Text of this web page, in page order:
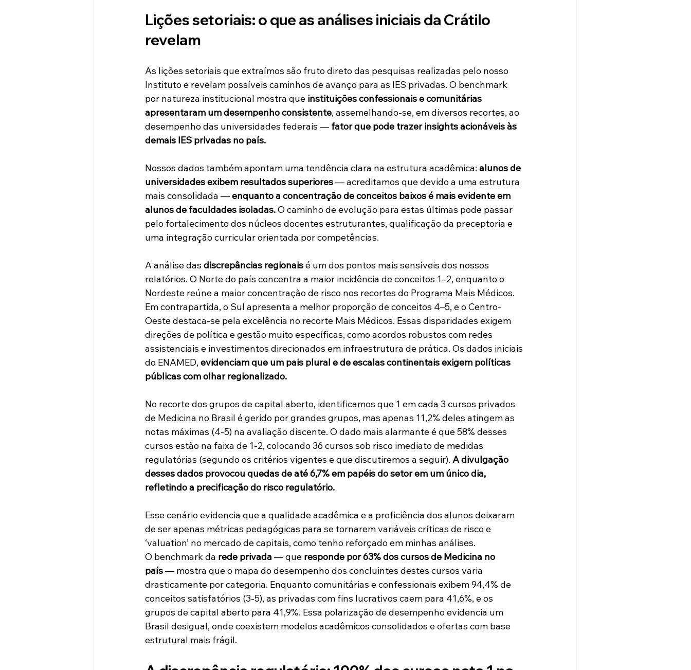
Lições setoriais: o que as análises iniciais da Crátilo
revelam
As lições setoriais que extraímos são fruto direto das pesquisas realizadas pelo nosso
Instituto e revelam possíveis caminhos de avanço para as IES privadas. O benchmark
por natureza institucional mostra que instituições confessionais e comunitárias
apresentaram um desempenho consistente, assemelhando-se, em diversos recortes, ao
desempenho das universidades federais — fator que pode trazer insights acionáveis às
demais IES privadas no país.
Nossos dados também apontam uma tendência clara na estrutura acadêmica: alunos de
universidades exibem resultados superiores — acreditamos que devido a uma estrutura
mais consolidada — enquanto a concentração de conceitos baixos é mais evidente em
alunos de faculdades isoladas. O caminho de evolução para estas últimas pode passar
pelo fortalecimento dos núcleos docentes estruturantes, qualificação da preceptoria e
uma integração curricular orientada por competências.
A análise das discrepâncias regionais é um dos pontos mais sensíveis dos nossos
relatórios. O Norte do país concentra a maior incidência de conceitos 1–2, enquanto o
Nordeste reúne a maior concentração de risco nos recortes do Programa Mais Médicos.
Em contrapartida, o Sul apresenta a melhor proporção de conceitos 4–5, e o Centro-
Oeste destaca-se pela excelência no recorte Mais Médicos. Essas disparidades exigem
direções de política e gestão muito específicas, como acordos robustos com redes
assistenciais e investimentos direcionados em infraestrutura de prática. Os dados iniciais
do ENAMED, evidenciam que um pais plural e de escalas continentais exigem políticas
públicas com olhar regionalizado.
No recorte dos grupos de capital aberto, identificamos que 1 em cada 3 cursos privados
de Medicina no Brasil é gerido por grandes grupos, mas apenas 11,2% deles atingem as
notas máximas (4-5) na avaliação discente. O dado mais alarmante é que 58% desses
cursos estão na faixa de 1-2, colocando 36 cursos sob risco imediato de medidas
regulatórias (segundo os critérios vigentes e que discutiremos a seguir). A divulgação
desses dados provocou quedas de até 6,7% em papéis do setor em um único dia,
refletindo a precificação do risco regulatório.
Esse cenário evidencia que a qualidade acadêmica e a proficiência dos alunos deixaram
de ser apenas métricas pedagógicas para se tornarem variáveis críticas de risco e
‘valuation’ no mercado de capitais, como tenho reforçado em minhas análises.
O benchmark da rede privada — que responde por 63% dos cursos de Medicina no
país — mostra que o mapa do desempenho dos concluintes destes cursos varia
drasticamente por categoria. Enquanto comunitárias e confessionais exibem 94,4% de
conceitos satisfatórios (3-5), as privadas com fins lucrativos caem para 41,6%, e os
grupos de capital aberto para 41,9%. Essa polarização de desempenho evidencia um
Brasil desigual, onde coexistem modelos acadêmicos consolidados e ofertas com base
estrutural mais frágil.